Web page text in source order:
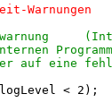
$warnung
auf eine
< 2);